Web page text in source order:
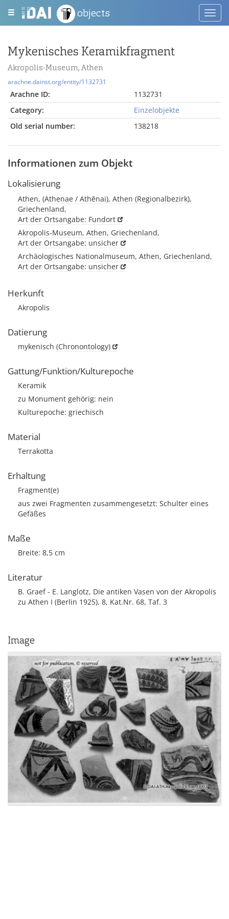
objects
Mykenisches Keramikfragment
Akropolis-Museum, Athen
arachne.dainst.org/entity/1132731
Arachne ID:
1132731
Category:
Einzelobjekte
Old serial number:
138218
Informationen zum Objekt
Lokalisierung
Athen, (Athenae / Athēnai), Athen (Regionalbezirk),
Griechenland,
Art der Ortsangabe: Fundort
Akropolis-Museum, Athen, Griechenland,
Art der Ortsangabe: unsicher
Archäologisches Nationalmuseum, Athen, Griechenland,
Art der Ortsangabe: unsicher
Herkunft
Akropolis
Datierung
mykenisch (Chronontology)
Gattung/Funktion/Kulturepoche
Keramik
zu Monument gehörig: nein
Kulturepoche: griechisch
Material
Terrakotta
Erhaltung
Fragment(e)
aus zwei Fragmenten zusammengesetzt: Schulter eines
Gefäßes
Maße
Breite: 8,5 cm
Literatur
B. Graef - E. Langlotz, Die antiken Vasen von der Akropolis
zu Athen I (Berlin 1925), 8, Kat.Nr. 68, Taf. 3
Image